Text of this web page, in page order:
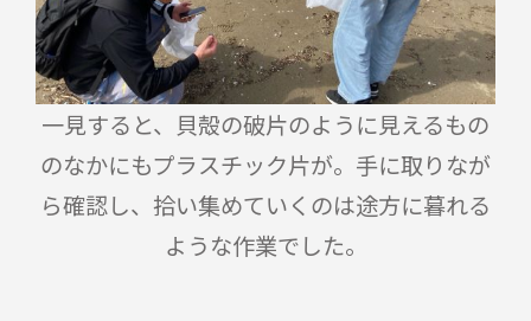
一見すると、貝殻の破片のように見えるもの
のなかにもプラスチック片が。手に取りなが
ら確認し、拾い集めていくのは途方に暮れる
ような作業でした。